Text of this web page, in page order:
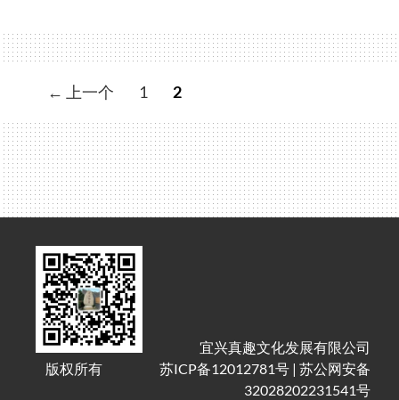
先
河
届
紫
砂
文
起
源
地
纪
念
文
导
航
← 上一个 1 2
宜兴真趣文化发展有限公司
版权所有 苏ICP备12012781号 | 苏公网安备
32028202231541号